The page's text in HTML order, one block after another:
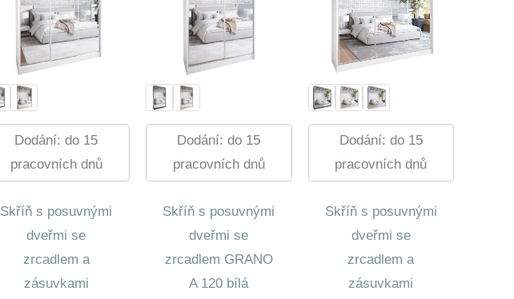
Dodání: do 15
pracovních dnů
Skříň s posuvnými
dveřmi se
zrcadlem a
zásuvkami
Dodání: do 15
pracovních dnů
Skříň s posuvnými
dveřmi se
zrcadlem GRANO
A 120 bílá
Dodání: do 15
pracovních dnů
Skříň s posuvnými
dveřmi se
zrcadlem a
zásuvkami